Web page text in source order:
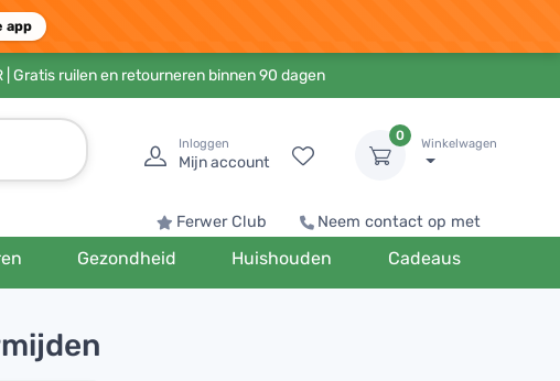
app
| Gratis ruilen en retourneren binnen 90 dagen
Inloggen
Mijn account
0
Winkelwagen
Ferwer Club Neem contact op met
Gezondheid Huishouden Cadeaus